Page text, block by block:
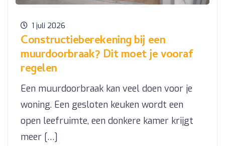
1 juli 2026
Constructieberekening bij een
muurdoorbraak? Dit moet je vooraf
regelen
Een muurdoorbraak kan veel doen voor je
woning. Een gesloten keuken wordt een
open leefruimte, een donkere kamer krijgt
meer […]